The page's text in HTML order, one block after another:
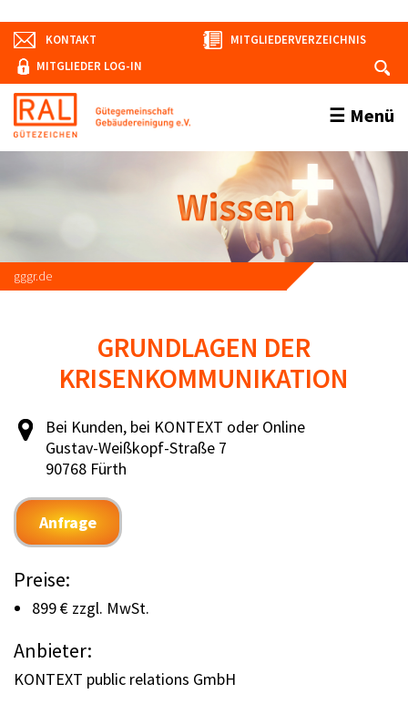
KONTAKT
MITGLIEDERVERZEICHNIS
MITGLIEDER LOG-IN
Menü
gggr.de
GRUNDLAGEN DER
KRISENKOMMUNIKATION
Bei Kunden, bei KONTEXT oder Online
Gustav-Weißkopf-Straße 7
90768 Fürth
Anfrage
Preise:
899 € zzgl. MwSt.
Anbieter:
KONTEXT public relations GmbH